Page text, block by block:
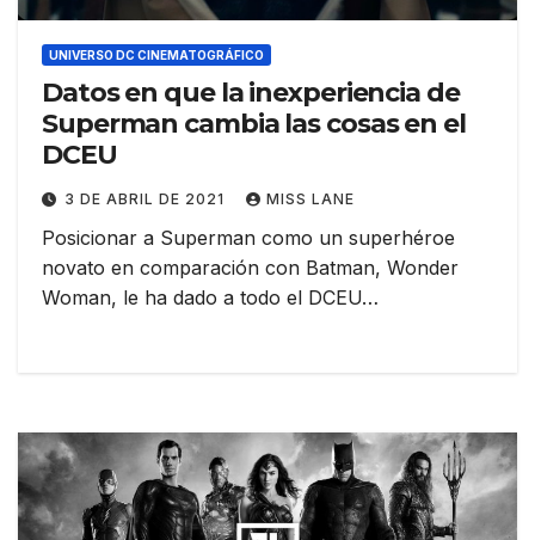
UNIVERSO DC CINEMATOGRÁFICO
Datos en que la inexperiencia de
Superman cambia las cosas en el
DCEU
3 DE ABRIL DE 2021 MISS LANE
Posicionar a Superman como un superhéroe
novato en comparación con Batman, Wonder
Woman, le ha dado a todo el DCEU…